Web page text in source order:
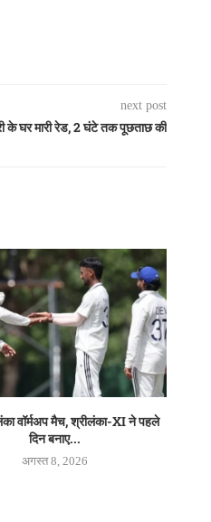
next post
के घर मारी रेड, 2 घंटे तक पूछताछ की
वॉर्मअप मैच, श्रीलंका-XI ने पहले
दिन बनाए...
अगस्त 8, 2026